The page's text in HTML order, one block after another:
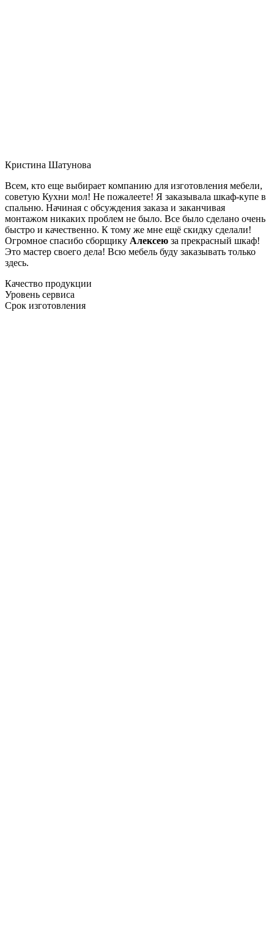
Кристина Шатунова
Всем, кто еще выбирает компанию для изготовления мебели,
советую Кухни мол! Не пожалеете! Я заказывала шкаф-купе в
спальню. Начиная с обсуждения заказа и заканчивая
монтажом никаких проблем не было. Все было сделано очень
быстро и качественно. К тому же мне ещё скидку сделали!
Огромное спасибо сборщику Алексею за прекрасный шкаф!
Это мастер своего дела! Всю мебель буду заказывать только
здесь.
Качество продукции
Уровень сервиса
Срок изготовления